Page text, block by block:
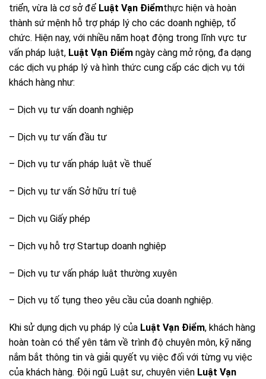
triển, vừa là cơ sở để Luật Vạn Điểmthực hiện và hoàn
thành sứ mệnh hỗ trợ pháp lý cho các doanh nghiệp, tổ
chức. Hiện nay, với nhiều năm hoạt động trong lĩnh vực tư
vấn pháp luật, Luật Vạn Điểm ngày càng mở rộng, đa dạng
các dịch vụ pháp lý và hình thức cung cấp các dịch vụ tới
khách hàng như:
– Dịch vụ tư vấn doanh nghiệp
– Dịch vụ tư vấn đầu tư
– Dịch vụ tư vấn pháp luật về thuế
– Dịch vụ tư vấn Sở hữu trí tuệ
– Dịch vụ Giấy phép
– Dịch vụ hỗ trợ Startup doanh nghiệp
– Dịch vụ tư vấn pháp luật thường xuyên
– Dịch vụ tố tụng theo yêu cầu của doanh nghiệp.
Khi sử dụng dịch vụ pháp lý của Luật Vạn Điểm, khách hàng
hoàn toàn có thể yên tâm về trình độ chuyên môn, kỹ năng
nắm bắt thông tin và giải quyết vụ việc đối với từng vụ việc
của khách hàng. Đội ngũ Luật sư, chuyên viên Luật Vạn